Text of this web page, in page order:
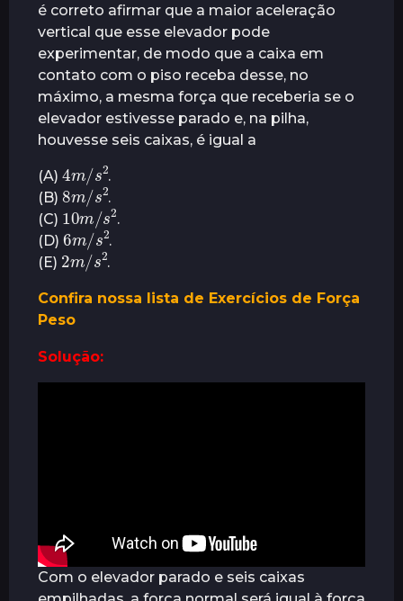
é correto afirmar que a maior aceleração
vertical que esse elevador pode
experimentar, de modo que a caixa em
contato com o piso receba desse, no
máximo, a mesma força que receberia se o
elevador estivesse parado e, na pilha,
houvesse seis caixas, é igual a
(A)
4 m/ s
.
(B)
8m/s
2
.
(C)
10m/ s
2
.
(D)
6m/ s
2
.
(E)
2m/s
2
.
Confira nossa lista de Exercícios de Força
Peso
Solução:
Com o elevador parado e seis caixas